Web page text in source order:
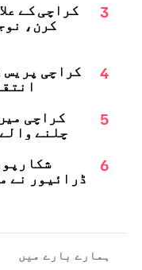
3
کراچی کے
کرن،
4
کراچی پریس
5
کراچی
چلنے
6
ڈرائیور نے
ہمارے بارے میں